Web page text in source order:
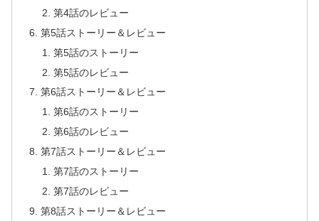
第4話のレビュー
第5話ストーリー＆レビュー
第5話のストーリー
第5話のレビュー
第6話ストーリー＆レビュー
第6話のストーリー
第6話のレビュー
第7話ストーリー＆レビュー
第7話のストーリー
第7話のレビュー
第8話ストーリー＆レビュー